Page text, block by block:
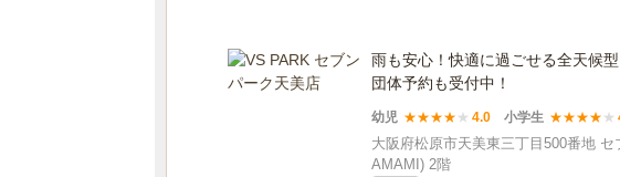
雨も安心！快適に過ごせる全天候
団体予約も受付中！
幼児 ★★★★ ★ 4.0 小学生 ★★★★ ★
大阪府松原市天美東三丁目500番地
AMAMI) 2階